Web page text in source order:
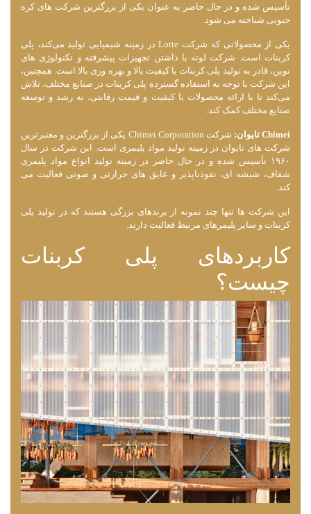
تأسیس شده و در حال حاضر به عنوان یکی از بزرگترین شرکت ‌های کره
جنوبی شناخته می شود.
یکی از محصولاتی که شرکت Lotte در زمینه شیمیایی تولید می‌کند، پلی
کربنات است. شرکت لوته با داشتن تجهیزات پیشرفته و تکنولوژی ‌های
نوین، قادر به تولید پلی کربنات با کیفیت بالا و بهره ‌وری بالا است. همچنین،
این شرکت با توجه به استفاده گسترده پلی کربنات در صنایع مختلف، تلاش
می‌کند تا با ارائه محصولات با کیفیت و قیمت رقابتی، به رشد و توسعه
صنایع مختلف کمک کند.
Chimei تایوان:
شرکت Chimei Corporation یکی از بزرگترین و معتبرترین
شرکت ‌های تایوان در زمینه تولید مواد پلیمری است. این شرکت در سال
۱۹۶۰ تأسیس شده و در حال حاضر در زمینه تولید انواع مواد پلیمری
شفاف، شیشه ‌ای، نفوذناپذیر و عایق ‌های حرارتی و صوتی فعالیت می
‌کند.
این شرکت‌ ها تنها چند نمونه از برندهای بزرگی هستند که در تولید پلی
کربنات و سایر پلیمرهای مرتبط فعالیت دارند.
کاربردهای پلی کربنات
چیست؟